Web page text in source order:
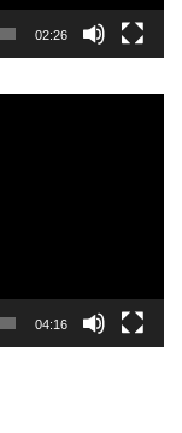
02:26
04:16